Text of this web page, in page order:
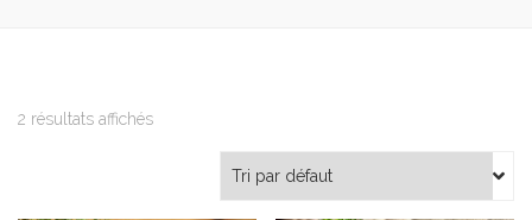
2 résultats affichés